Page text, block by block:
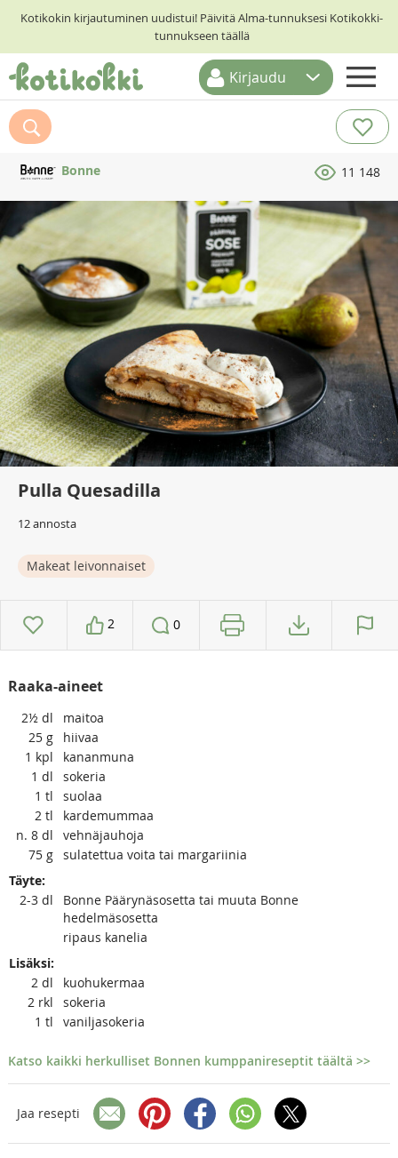
Kotikokin kirjautuminen uudistui! Päivitä Alma-tunnuksesi Kotikokki-
tunnukseen täällä
ETUSIVU
RESEPTIHAKU
RUOKATEEMAT
KESKUSTELUT
KOTIKOKIT
Kirjaudu
Bonne 11 148
Pulla Quesadilla
12 annosta
Makeat leivonnaiset
2 0
Raaka-aineet
2½ dl
maitoa
25 g
hiivaa
1 kpl
kananmuna
1 dl
sokeria
1 tl
suolaa
2 tl
kardemummaa
n. 8 dl
vehnäjauhoja
75 g sulatettua voita tai margariinia
Täyte:
2-3 dl
Bonne Päärynäsosetta tai muuta Bonne
hedelmäsosetta
ripaus kanelia
Lisäksi:
2 dl
kuohukermaa
2 rkl
sokeria
1 tl vaniljasokeria
Katso kaikki herkulliset Bonnen kumppanireseptit täältä >>
Jaa resepti